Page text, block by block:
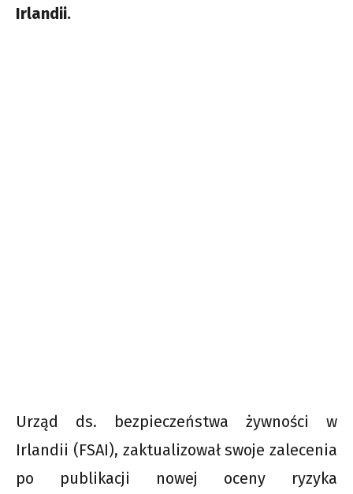
Irlandii.
Urząd ds. bezpieczeństwa żywności w
Irlandii (FSAI), zaktualizował swoje zalecenia
po publikacji nowej oceny ryzyka